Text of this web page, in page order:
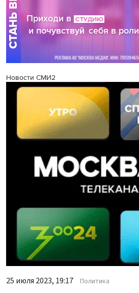
Новости СМИ2
25 июля 2023, 19:17 Политика